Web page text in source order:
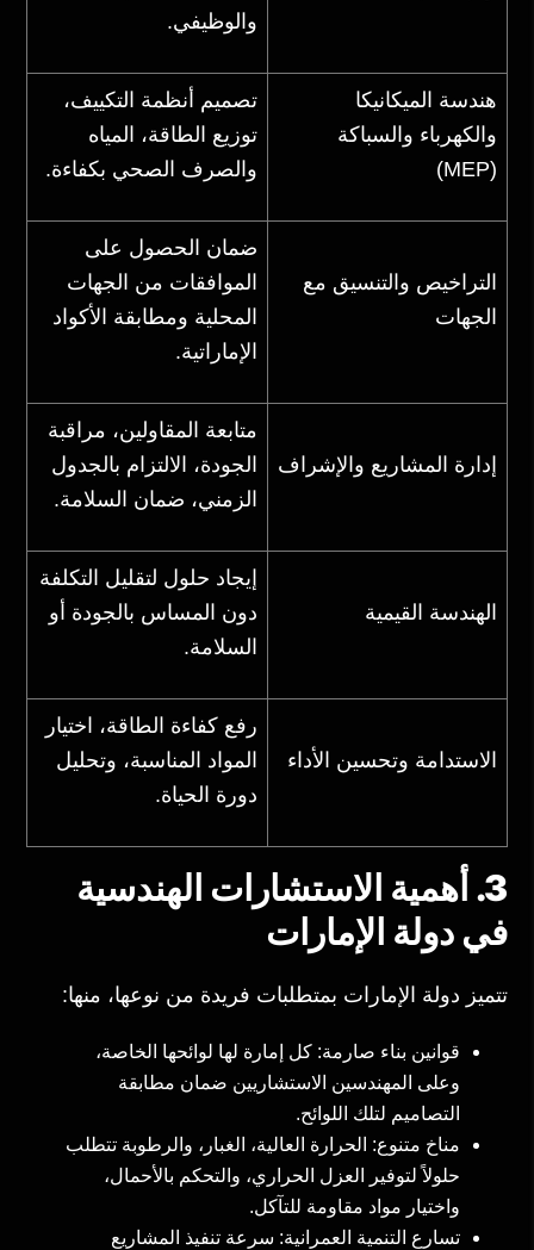
والوظيفي.
هندسة الميكانيكا
والكهرباء والسباكة
(MEP)
تصميم أنظمة التكييف،
توزيع الطاقة، المياه
والصرف الصحي بكفاءة.
التراخيص والتنسيق مع
الجهات
ضمان الحصول على
الموافقات من الجهات
المحلية ومطابقة الأكواد
الإماراتية.
إدارة المشاريع والإشراف
متابعة المقاولين، مراقبة
الجودة، الالتزام بالجدول
الزمني، ضمان السلامة.
الهندسة القيمية
إيجاد حلول لتقليل التكلفة
دون المساس بالجودة أو
السلامة.
الاستدامة وتحسين الأداء
رفع كفاءة الطاقة، اختيار
المواد المناسبة، وتحليل
دورة الحياة.
3. أهمية الاستشارات الهندسية
في دولة الإمارات
تتميز دولة الإمارات بمتطلبات فريدة من نوعها، منها:
قوانين بناء صارمة: كل إمارة لها لوائحها الخاصة،
وعلى المهندسين الاستشاريين ضمان مطابقة
التصاميم لتلك اللوائح.
مناخ متنوع: الحرارة العالية، الغبار، والرطوبة تتطلب
حلولاً لتوفير العزل الحراري، والتحكم بالأحمال،
واختيار مواد مقاومة للتآكل.
تسارع التنمية العمرانية: سرعة تنفيذ المشاريع